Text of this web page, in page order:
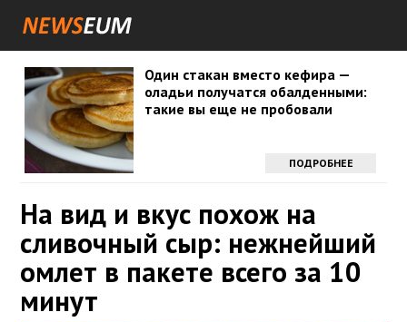
Один стакан вместо кефира —
оладьи получатся обалденными:
такие вы еще не пробовали
ПОДРОБНЕЕ
На вид и вкус похож на
сливочный сыр: нежнейший
омлет в пакете всего за 10
минут